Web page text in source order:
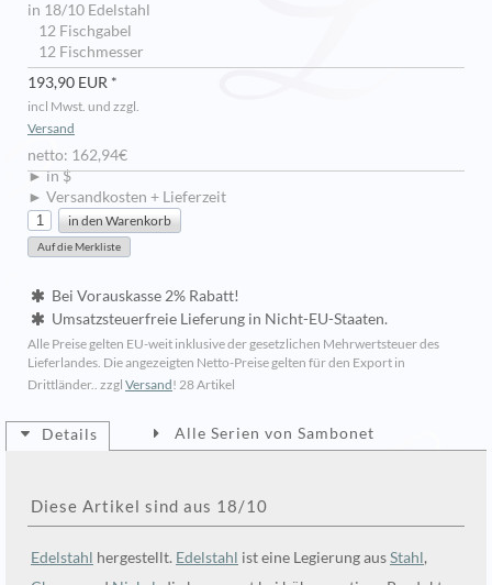
in 18/10 Edelstahl
12 Fischgabel
12 Fischmesser
193,90 EUR *
incl Mwst. und zzgl.
Versand
netto: 162,94€
► in $
► Versandkosten + Lieferzeit
Bei Vorauskasse 2% Rabatt!
Umsatzsteuerfreie Lieferung in Nicht-EU-Staaten.
Alle Preise gelten EU-weit inklusive der gesetzlichen Mehrwertsteuer des
Lieferlandes. Die angezeigten Netto-Preise gelten für den Export in
Drittländer.. zzgl Versand! 28 Artikel
Details
Diese Artikel sind aus 18/10
Edelstahl hergestellt. Edelstahl ist eine Legierung ausStahl,
Alle Serien von Sambonet